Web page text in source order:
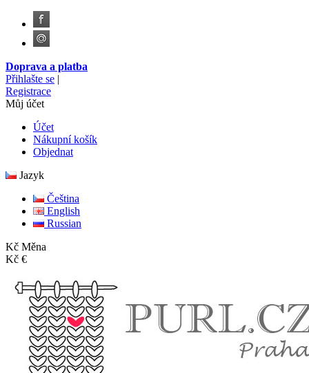
Doprava a platba
Přihlašte se |
Registrace
Můj účet
Účet
Nákupní košík
Objednat
Jazyk
Čeština
English
Russian
Kč Měna
Kč €